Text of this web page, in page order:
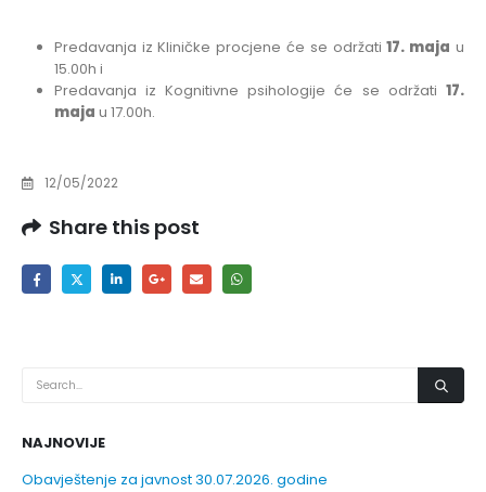
Predavanja iz Kliničke procjene će se održati17. maja u
15.00h i
Predavanja iz Kognitivne psihologije će se održati 17.
maja u 17.00h.
12/05/2022
Share this post
NAJNOVIJE
Obavještenje za javnost 30.07.2026. godine